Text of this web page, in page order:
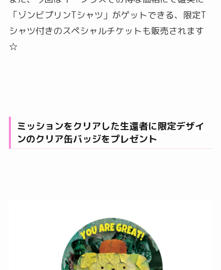
「ゾンビプリンTシャツ」がゲットできる、限定T
シャツ付きのスペシャルチケットも販売されます
☆
ミッションをクリアした生還者に限定デザイ
ンのクリア缶バッジをプレゼント